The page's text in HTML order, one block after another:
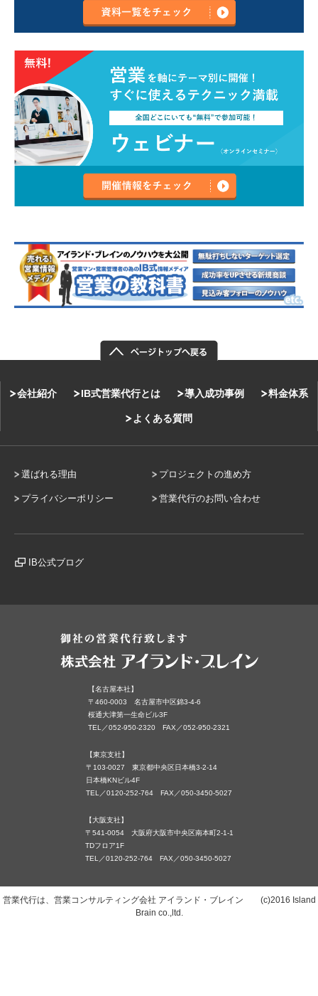
会社紹介 IB式営業代行とは 導入成功事例 料金体系
よくある質問
選ばれる理由 プロジェクトの進め方
プライバシーポリシー 営業代行のお問い合わせ
IB公式ブログ
【名古屋本社】
〒460-0003 名古屋市中区錦3-4-6
桜通大津第一生命ビル3F
TEL／052-950-2320 FAX／052-950-2321
【東京支社】
〒103-0027 東京都中央区日本橋3-2-14
日本橋KNビル4F
TEL／0120-252-764 FAX／050-3450-5027
【大阪支社】
〒541-0054 大阪府大阪市中央区南本町2-1-1
TDフロア1F
TEL／0120-252-764 FAX／050-3450-5027
営業代行は、営業コンサルティング会社 アイランド・ブレイン (c)2016 Island
Brain co.,ltd.